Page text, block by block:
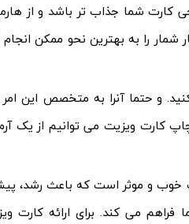
شما جذاب تر باشد و از
را به بهترین نحو ممکن
و حتما آنرا به متخصص این امر
کارت ویزیت می توانیم از یک
خوب و موثر است که باعث
می کند. برای ارائه کارت